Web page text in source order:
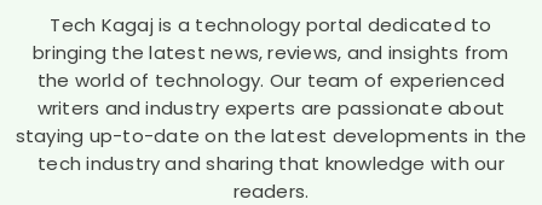
Tech Kagaj is a technology portal dedicated to
bringing the latest news, reviews, and insights from
the world of technology. Our team of experienced
writers and industry experts are passionate about
staying up-to-date on the latest developments in the
tech industry and sharing that knowledge with our
readers.